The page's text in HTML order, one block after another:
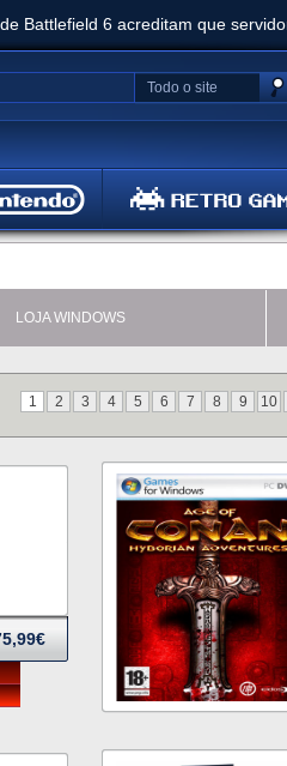
Battlefield 6 acreditam que
33 já vendeu 5 milhões de
Metal Gear
Bethesda
Todo o site
LOJA WINDOWS
1 2 3 4 5 6 7 8 9 10